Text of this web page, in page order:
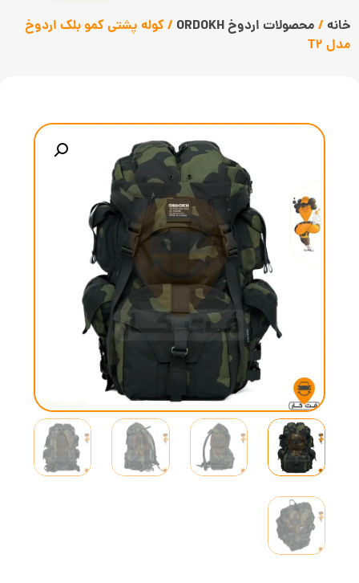
خانه / محصولات اردوخ ORDOKH
/ کوله پشتی کمو بلک اردوخ
مدل T2